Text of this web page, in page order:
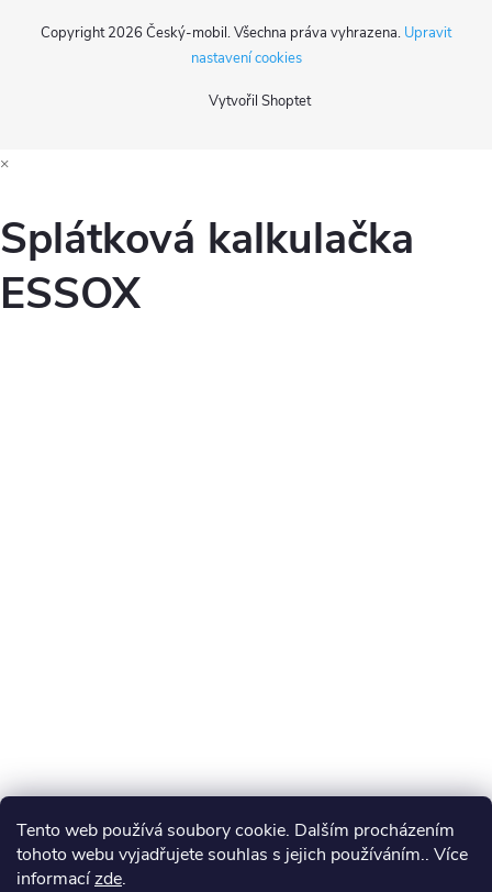
Tento web používá soubory cookie. Dalším procházením
tohoto webu vyjadřujete souhlas s jejich používáním.. Více
informacízde.
Vytvořil Shoptet
Copyright 2026 Český-mobil. Všechna práva vyhrazena. Upravit
nastavení cookies
×
Splátková kalkulačka
ESSOX